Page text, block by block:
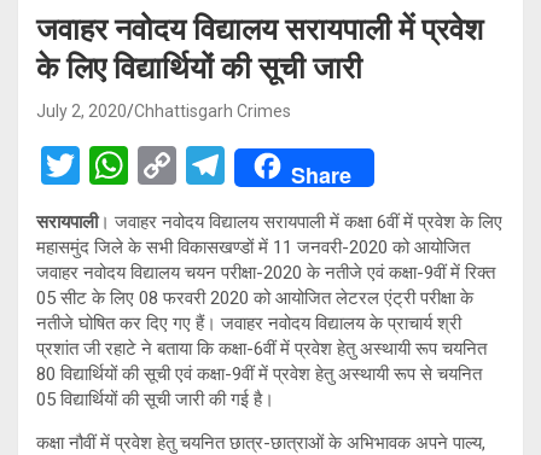
जवाहर नवोदय विद्यालय सरायपाली में प्रवेश
के लिए विद्यार्थियों की सूची जारी
July 2, 2020 Chhattisgarh Crimes
T
wi
tt
er
W
h
at
s
A
p
p
C
o
py
Li
n
k
T
el
e
gr
a
m
Share
सरायपाली। जवाहर नवोदय विद्यालय सरायपाली में कक्षा 6वीं में प्रवेश के लिए
महासमुंद जिले के सभी विकासखण्डों में 11 जनवरी-2020 को आयोजित
जवाहर नवोदय विद्यालय चयन परीक्षा-2020 के नतीजे एवं कक्षा-9वीं में रिक्त
05 सीट के लिए 08 फरवरी 2020 को आयोजित लेटरल एंट्री परीक्षा के
नतीजे घोषित कर दिए गए हैं। जवाहर नवोदय विद्यालय के प्राचार्य श्री
प्रशांत जी रहाटे ने बताया कि कक्षा-6वीं में प्रवेश हेतु अस्थायी रूप चयनित
80 विद्यार्थियों की सूची एवं कक्षा-9वीं में प्रवेश हेतु अस्थायी रूप से चयनित
05 विद्यार्थियों की सूची जारी की गई है।
कक्षा नौवीं में प्रवेश हेतु चयनित छात्र-छात्राओं के अभिभावक अपने पाल्य,